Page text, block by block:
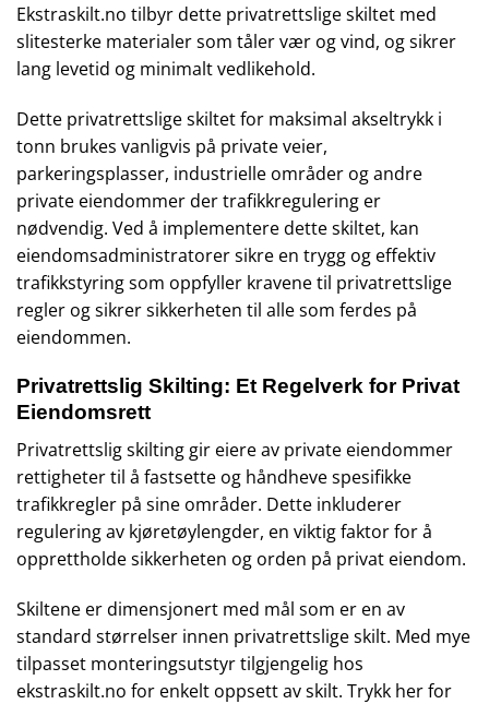
Ekstraskilt.no tilbyr dette privatrettslige skiltet med
slitesterke materialer som tåler vær og vind, og sikrer
lang levetid og minimalt vedlikehold.
Dette privatrettslige skiltet for maksimal akseltrykk i
tonn brukes vanligvis på private veier,
parkeringsplasser, industrielle områder og andre
private eiendommer der trafikkregulering er
nødvendig. Ved å implementere dette skiltet, kan
eiendomsadministratorer sikre en trygg og effektiv
trafikkstyring som oppfyller kravene til privatrettslige
regler og sikrer sikkerheten til alle som ferdes på
eiendommen.
Privatrettslig Skilting: Et Regelverk for Privat
Eiendomsrett
Privatrettslig skilting gir eiere av private eiendommer
rettigheter til å fastsette og håndheve spesifikke
trafikkregler på sine områder. Dette inkluderer
regulering av kjøretøylengder, en viktig faktor for å
opprettholde sikkerheten og orden på privat eiendom.
Skiltene er dimensjonert med mål som er en av
standard størrelser innen privatrettslige skilt. Med mye
tilpasset monteringsutstyr tilgjengelig hos
ekstraskilt.no for enkelt oppsett av skilt. Trykk her for